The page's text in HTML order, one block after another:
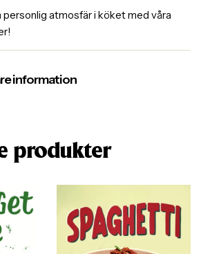
personlig atmosfär i köket med våra
information
produkter